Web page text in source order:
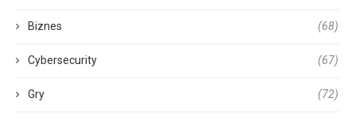
Biznes (68)
Cybersecurity (67)
Gry (72)